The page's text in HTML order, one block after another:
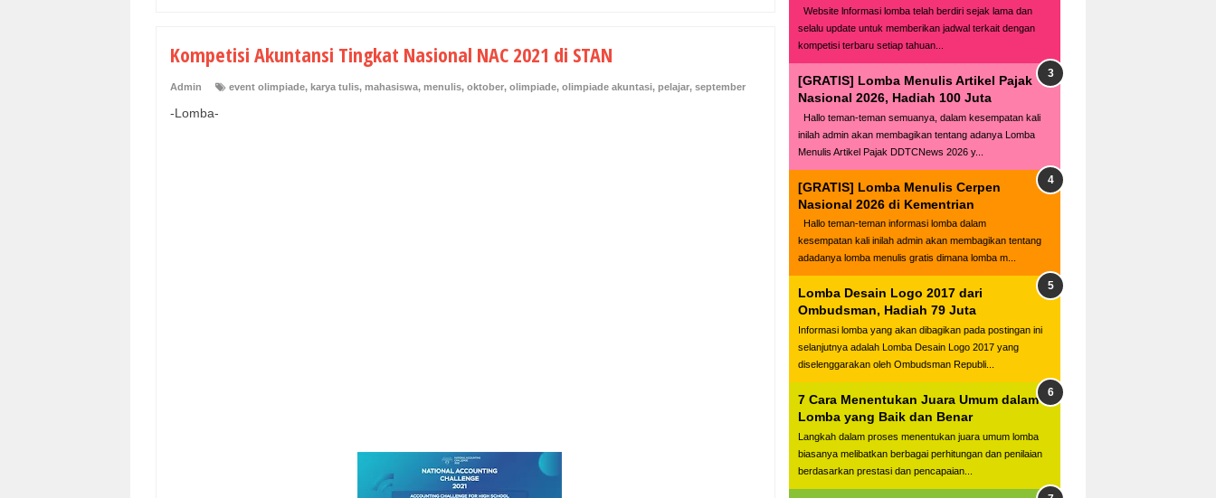
Kompetisi Akuntansi Tingkat Nasional NAC 2021 di STAN
Admin event olimpiade, karya tulis, mahasiswa, menulis, oktober, olimpiade, olimpiade akuntasi, pelajar, september
-Lomba-
Website lnformasi lomba telah berdiri sejak lama dan
selalu update untuk memberikan jadwal terkait dengan
kompetisi terbaru setiap tahuan...
[GRATIS] Lomba Menulis Artikel Pajak
Nasional 2026, Hadiah 100 Juta
Hallo teman-teman semuanya, dalam kesempatan kali
inilah admin akan membagikan tentang adanya Lomba
Menulis Artikel Pajak DDTCNews 2026 y...
[GRATIS] Lomba Menulis Cerpen
Nasional 2026 di Kementrian
Hallo teman-teman informasi lomba dalam
kesempatan kali inilah admin akan membagikan tentang
adadanya lomba menulis gratis dimana lomba m...
Lomba Desain Logo 2017 dari
Ombudsman, Hadiah 79 Juta
Informasi lomba yang akan dibagikan pada postingan ini
selanjutnya adalah Lomba Desain Logo 2017 yang
diselenggarakan oleh Ombudsman Republi...
7 Cara Menentukan Juara Umum dalam
Lomba yang Baik dan Benar
Langkah dalam proses menentukan juara umum lomba
biasanya melibatkan berbagai perhitungan dan penilaian
berdasarkan prestasi dan pencapaian...